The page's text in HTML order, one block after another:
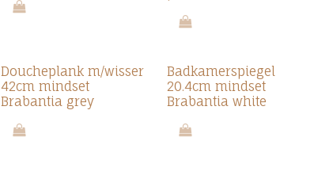
Doucheplank m/wisser
42cm mindset
Brabantia grey
Badkamerspiegel
20.4cm mindset
Brabantia white